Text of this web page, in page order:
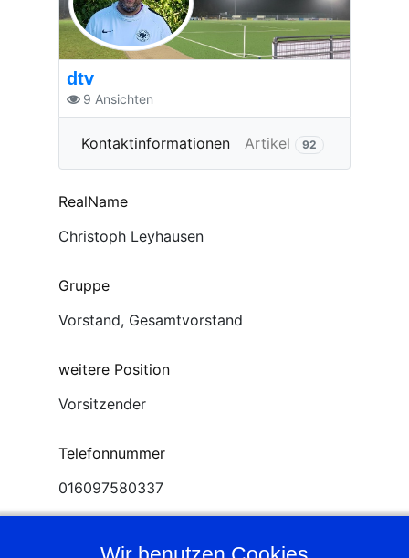
dtv
Ansichten
9
Kontaktinformationen Artikel 92
RealName
Christoph Leyhausen
Gruppe
Vorstand, Gesamtvorstand
weitere Position
Vorsitzender
Telefonnummer
016097580337